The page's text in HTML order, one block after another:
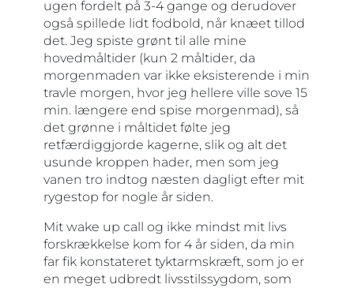
ugen fordelt på 3-4 gange og derudover
også spillede lidt fodbold, når knæet tillod
det. Jeg spiste grønt til alle mine
hovedmåltider (kun 2 måltider, da
morgenmaden var ikke eksisterende i min
travle morgen, hvor jeg hellere ville sove 15
min. længere end spise morgenmad), så
det grønne i måltidet følte jeg
retfærdiggjorde kagerne, slik og alt det
usunde kroppen hader, men som jeg
vanen tro indtog næsten dagligt efter mit
rygestop for nogle år siden.
Mit wake up call og ikke mindst mit livs
forskrækkelse kom for 4 år siden, da min
far fik konstateret tyktarmskræft, som jo er
en meget udbredt livsstilssygdom, som